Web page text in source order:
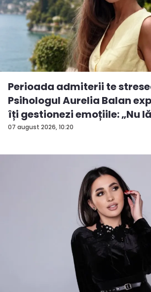
07 august 2026, 10:20
Perioada admiterii te
Psihologul Aurelia Balan
îți gestionezi emoțiile: „Nu
rezu...